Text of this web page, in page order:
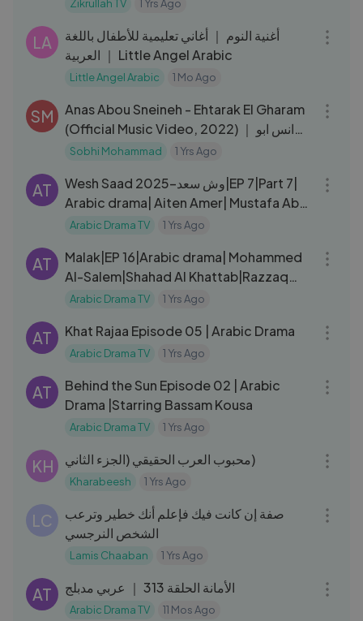
Zikrullah TV 1 Yrs Ago
LA
أغنية النوم ｜ أغاني تعليمية للأطفال باللغة
العربية ｜ Little Angel Arabic
Little Angel Arabic 1 Mo Ago
SM
Anas Abou Sneineh - Ehtarak El Gharam
(Official Music Video, 2022) ｜ انس ابو
سنينه - احترق الغرام
Sobhi Mohammad 1 Yrs Ago
AT
Wesh Saad 2025-وش سعد|EP 7|Part 7|
Arabic drama| Aiten Amer| Mustafa Abu
Srea
Arabic Drama TV 1 Yrs Ago
AT
Malak|EP 16|Arabic drama| Mohammed
Al-Salem|Shahad Al Khattab|Razzaq
Ahmed|Marina Al Obaidi
Arabic Drama TV 1 Yrs Ago
AT Khat Rajaa Episode 05 | Arabic Drama
Arabic Drama TV 1 Yrs Ago
AT
Behind the Sun Episode 02 | Arabic
Drama |Starring Bassam Kousa
Arabic Drama TV 1 Yrs Ago
KH محبوب العرب الحقيقي (الجزء الثاني)
Kharabeesh 1 Yrs Ago
LC
صفة إن كانت فيك فإعلم أنك خطير وترعب
الشخص النرجسي
Lamis Chaaban 1 Yrs Ago
AT الأمانة الحلقة 313 ｜ عربي مدبلج
Arabic Drama TV 11 Mos Ago